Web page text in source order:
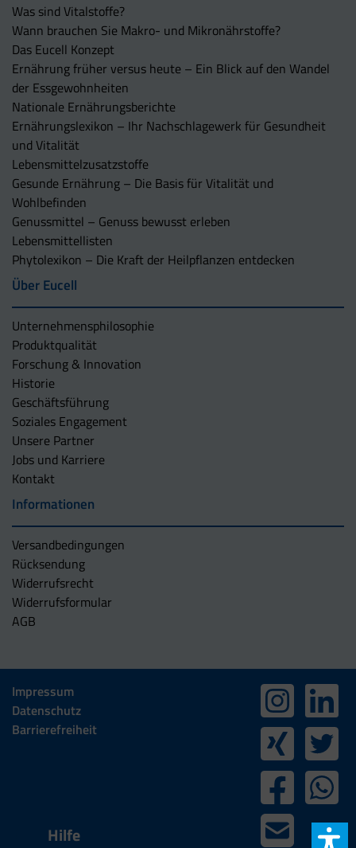
Was sind Vitalstoffe?
Wann brauchen Sie Makro- und Mikronährstoffe?
Das Eucell Konzept
Ernährung früher versus heute – Ein Blick auf den Wandel
der Essgewohnheiten
Nationale Ernährungsberichte
Ernährungslexikon – Ihr Nachschlagewerk für Gesundheit
und Vitalität
Lebensmittelzusatzstoffe
Gesunde Ernährung – Die Basis für Vitalität und
Wohlbefinden
Genussmittel – Genuss bewusst erleben
Lebensmittellisten
Phytolexikon – Die Kraft der Heilpflanzen entdecken
Über Eucell
Unternehmens­philosophie
Produktqualität
Forschung & Innovation
Historie
Geschäftsführung
Soziales Engagement
Unsere Partner
Jobs und Karriere
Kontakt
Informationen
Versandbedingungen
Rücksendung
Widerrufsrecht
Widerrufsformular
AGB
Impressum
Datenschutz
Barrierefreiheit
Hilfe